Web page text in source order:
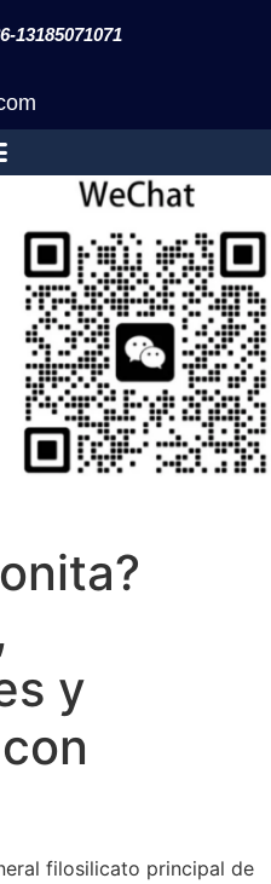
13185071071
y
filosilicato principal de